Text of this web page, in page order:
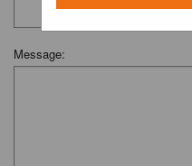
Message: